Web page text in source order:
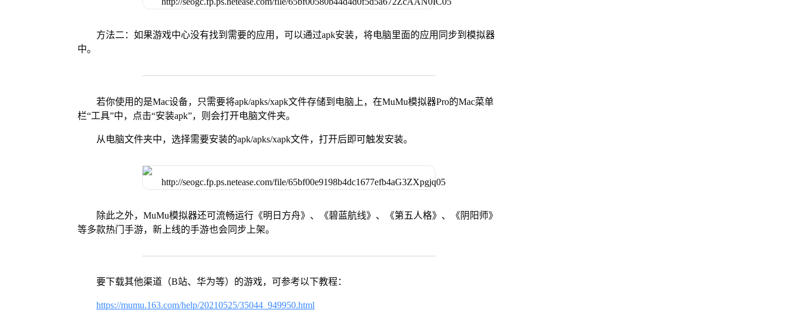
方法二：如果游戏中心没有找到需要的应用，可以通过apk安装，将电脑里面的应用同步到模拟器
中。
若你使用的是Mac设备，只需要将apk/apks/xapk文件存储到电脑上，在MuMu模拟器Pro的Mac菜单
栏“工具”中，点击“安装apk”，则会打开电脑文件夹。
从电脑文件夹中，选择需要安装的apk/apks/xapk文件，打开后即可触发安装。
除此之外，MuMu模拟器还可流畅运行《明日方舟》、《碧蓝航线》、《第五人格》、《阴阳师》
等多款热门手游，新上线的手游也会同步上架。
要下载其他渠道（B站、华为等）的游戏，可参考以下教程：
https://mumu.163.com/help/20210525/35044_949950.html